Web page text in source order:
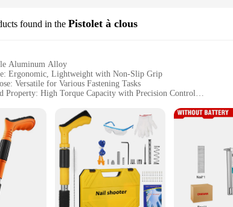
found in the Pistolet à clous
Aluminum Alloy
Ergonomic, Lightweight with Non-Slip Grip
Versatile for Various Fastening Tasks
Property: High Torque Capacity with Precision Control
Comes with Multiple Cloueuse Heads for Diverse Applications
and Precision**
aluminum alloy, the cloueuse pistolet à clous ensures
prolonged use, making it an ideal tool for professionals and
tasks with ease.
Convenience**
a contractor, a handyman, or a hobbyist, this cloueuse is